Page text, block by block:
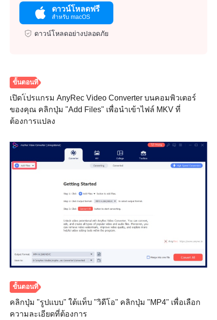
ดาวน์โหลดฟรี
สำหรับ macOS
ดาวน์โหลดอย่างปลอดภัย
เปิดโปรแกรม AnyRec Video Converter บนคอมพิวเตอร์
ของคุณ คลิกปุ่ม "Add Files" เพื่อนำเข้าไฟล์ MKV ที่
ต้องการแปลง
คลิกปุ่ม "รูปแบบ" ใต้แท็บ "วิดีโอ" คลิกปุ่ม "MP4" เพื่อเลือก
ความละเอียดที่ต้องการ